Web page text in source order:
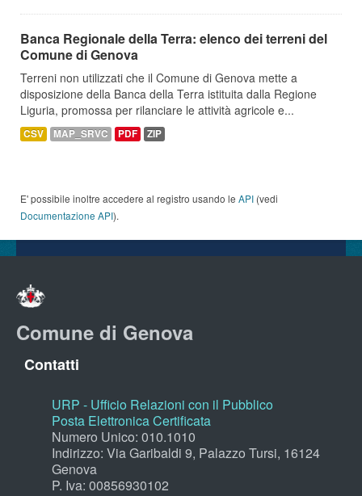
Banca Regionale della Terra: elenco dei terreni del
Comune di Genova
Terreni non utilizzati che il Comune di Genova mette a
disposizione della Banca della Terra istituita dalla Regione
Liguria, promossa per rilanciare le attività agricole e...
CSV MAP_SRVC PDF ZIP
E' possibile inoltre accedere al registro usando le API (vedi
Documentazione API).
Comune di Genova
Contatti
URP - Ufficio Relazioni con il Pubblico
Posta Elettronica Certificata
Numero Unico: 010.1010
Indirizzo: Via Garibaldi 9, Palazzo Tursi, 16124
Genova
P. Iva: 00856930102